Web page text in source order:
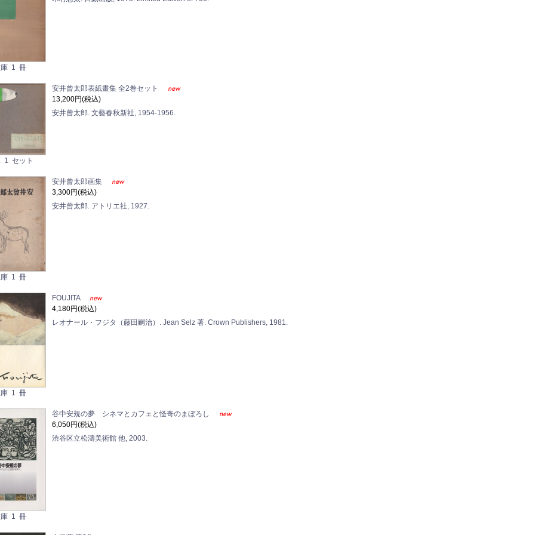
1 冊
1 セット
安井曾太郎表紙畫集 全2巻セット
13,200円(税込)
安井曾太郎. 文藝春秋新社, 1954-1956.
1 冊
安井曾太郎画集
3,300円(税込)
安井曾太郎. アトリエ社, 1927.
1 冊
FOUJITA
4,180円(税込)
レオナール・フジタ（藤田嗣治）. Jean Selz 著. Crown Publishers, 1981.
1 冊
谷中安規の夢 シネマとカフェと怪奇のまぼろし
6,050円(税込)
渋谷区立松濤美術館 他, 2003.